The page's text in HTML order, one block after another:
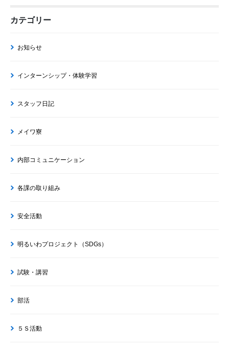
カテゴリー
お知らせ
インターンシップ・体験学習
スタッフ日記
メイワ寮
内部コミュニケーション
各課の取り組み
安全活動
明るいわプロジェクト（SDGs）
試験・講習
部活
５Ｓ活動